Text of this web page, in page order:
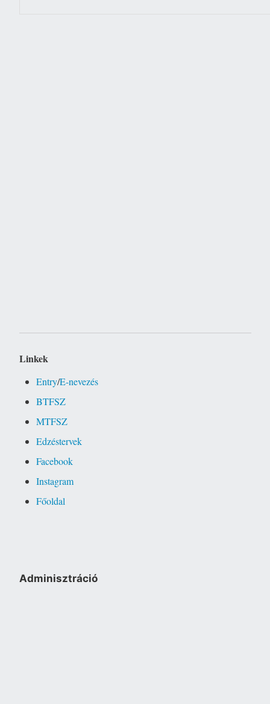
Linkek
Entry/E-nevezés
BTFSZ
MTFSZ
Edzéstervek
Facebook
Instagram
Főoldal
Adminisztráció